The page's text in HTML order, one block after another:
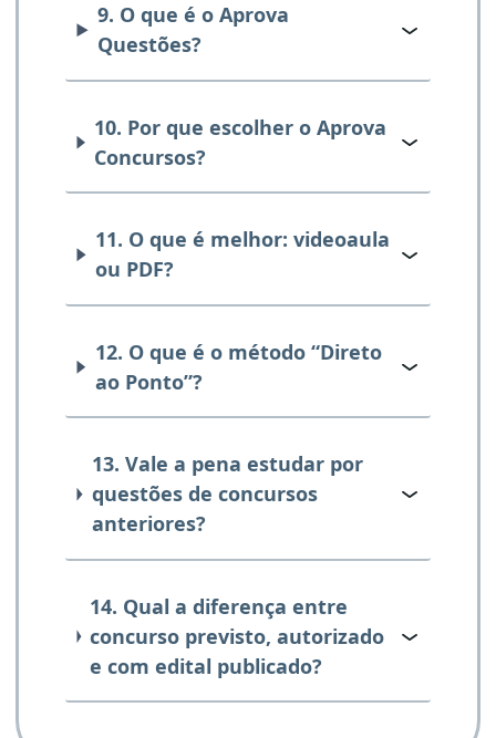
9. O que é o Aprova
Questões?
10. Por que escolher o Aprova
Concursos?
11. O que é melhor: videoaula
ou PDF?
12. O que é o método “Direto
ao Ponto”?
13. Vale a pena estudar por
questões de concursos
anteriores?
14. Qual a diferença entre
concurso previsto, autorizado
e com edital publicado?